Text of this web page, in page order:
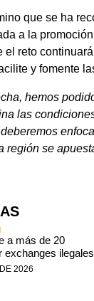
que se ha
a la
el reto
y fomente
hemos
las
región se
a más de 20
exchanges ilegales
2026